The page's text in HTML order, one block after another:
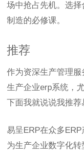
场中抢占先机。选
制造的必修课。
推荐
作为资深生产管理
生产企业erp系统，
下面我就说说我推荐
易呈ERP在众多
为生产企业数字化转